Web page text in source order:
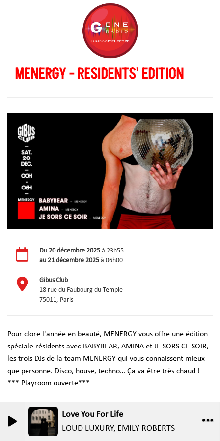
Love You For Life
LOUD LUXURY, EMILY ROBERTS
MENERGY - RESIDENTS' EDITION
0 0
Du 20 décembre 2025 à 23h55
au 21 décembre 2025 à 06h00
Gibus Club
18 rue du Faubourg du Temple
75011, Paris
Pour clore l'année en beauté, MENERGY vous offre une édition
spéciale résidents avec BABYBEAR, AMINA et JE SORS CE SOIR,
les trois DJs de la team MENERGY qui vous connaissent mieux
que personne. Disco, house, techno… Ça va être très chaud !
*** Playroom ouverte***